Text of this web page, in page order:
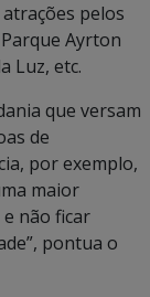
pelos
Ayrton
Luz, etc.
que versam
de
por exemplo,
maior
não ficar
pontua o